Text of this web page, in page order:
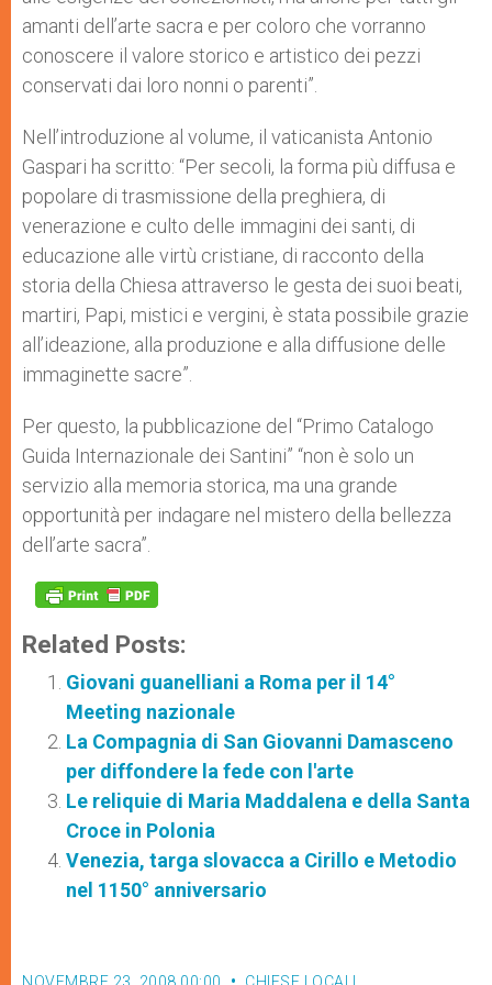
amanti dell’arte sacra e per coloro che vorranno
conoscere il valore storico e artistico dei pezzi
conservati dai loro nonni o parenti”.
Nell’introduzione al volume, il vaticanista Antonio
Gaspari ha scritto: “Per secoli, la forma più diffusa e
popolare di trasmissione della preghiera, di
venerazione e culto delle immagini dei santi, di
educazione alle virtù cristiane, di racconto della
storia della Chiesa attraverso le gesta dei suoi beati,
martiri, Papi, mistici e vergini, è stata possibile grazie
all’ideazione, alla produzione e alla diffusione delle
immaginette sacre”.
Per questo, la pubblicazione del “Primo Catalogo
Guida Internazionale dei Santini” “non è solo un
servizio alla memoria storica, ma una grande
opportunità per indagare nel mistero della bellezza
dell’arte sacra”.
Related Posts:
Giovani guanelliani a Roma per il 14°
Meeting nazionale
La Compagnia di San Giovanni Damasceno
per diffondere la fede con l'arte
Le reliquie di Maria Maddalena e della Santa
Croce in Polonia
Venezia, targa slovacca a Cirillo e Metodio
nel 1150° anniversario